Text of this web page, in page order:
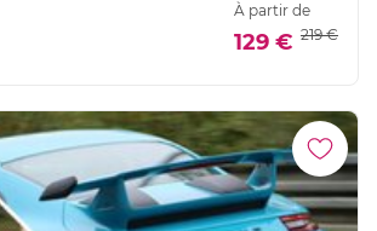
À partir de
129 € 219 €